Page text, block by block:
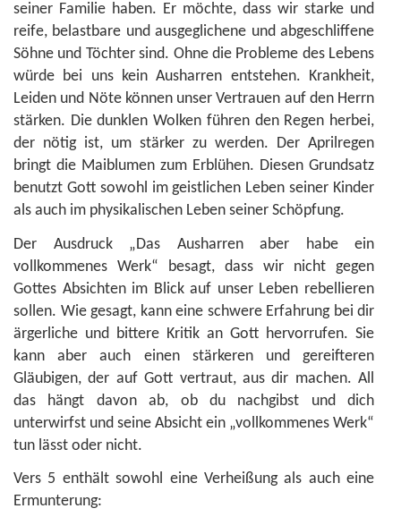
seiner Familie haben. Er möchte, dass wir starke und
reife, belastbare und ausgeglichene und abgeschliffene
Söhne und Töchter sind. Ohne die Probleme des Lebens
würde bei uns kein Ausharren entstehen. Krankheit,
Leiden und Nöte können unser Vertrauen auf den Herrn
stärken. Die dunklen Wolken führen den Regen herbei,
der nötig ist, um stärker zu werden. Der Aprilregen
bringt die Maiblumen zum Erblühen. Diesen Grundsatz
benutzt Gott sowohl im geistlichen Leben seiner Kinder
als auch im physikalischen Leben seiner Schöpfung.
Der Ausdruck „Das Ausharren aber habe ein
vollkommenes Werk“ besagt, dass wir nicht gegen
Gottes Absichten im Blick auf unser Leben rebellieren
sollen. Wie gesagt, kann eine schwere Erfahrung bei dir
ärgerliche und bittere Kritik an Gott hervorrufen. Sie
kann aber auch einen stärkeren und gereifteren
Gläubigen, der auf Gott vertraut, aus dir machen. All
das hängt davon ab, ob du nachgibst und dich
unterwirfst und seine Absicht ein „vollkommenes Werk“
tun lässt oder nicht.
Vers 5 enthält sowohl eine Verheißung als auch eine
Ermunterung: